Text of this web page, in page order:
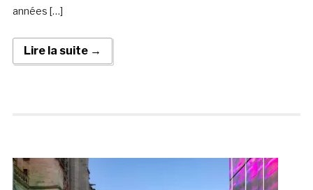
années […]
Lire la suite →